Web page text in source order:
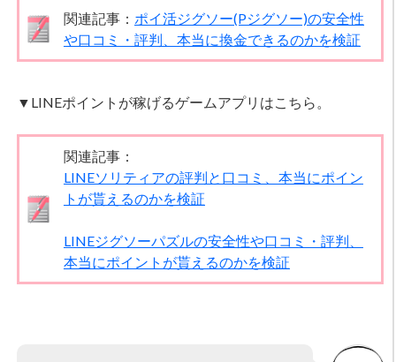
関連記事： ポイ活ジグソー(Pジグソー)の安全性
や口コミ・評判、本当に換金できるのかを検証
▼LINEポイントが稼げるゲームアプリはこちら。
関連記事：
LINEソリティアの評判と口コミ、本当にポイン
トが貰えるのかを検証
LINEジグソーパズルの安全性や口コミ・評判、
本当にポイントが貰えるのかを検証